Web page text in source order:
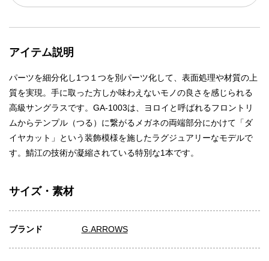
アイテム説明
パーツを細分化し1つ１つを別パーツ化して、表面処理や材質の上
質を実現。手に取った方しか味わえないモノの良さを感じられる
高級サングラスです。GA-1003は、ヨロイと呼ばれるフロントリ
ムからテンプル（つる）に繋がるメガネの両端部分にかけて「ダ
イヤカット」という装飾模様を施したラグジュアリーなモデルで
す。鯖江の技術が凝縮されている特別な1本です。
サイズ・素材
ブランド G.ARROWS